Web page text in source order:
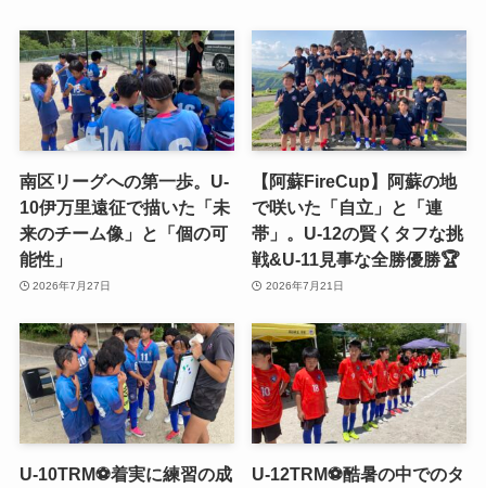
南区リーグへの第一歩。U-
10伊万里遠征で描いた「未
来のチーム像」と「個の可
能性」
2026年7月27日
【阿蘇FireCup】阿蘇の地
で咲いた「自立」と「連
帯」。U-12の賢くタフな挑
戦&U-11見事な全勝優勝🏆
2026年7月21日
U-10TRM⚽️着実に練習の成 U-12TRM⚽️酷暑の中でのタ